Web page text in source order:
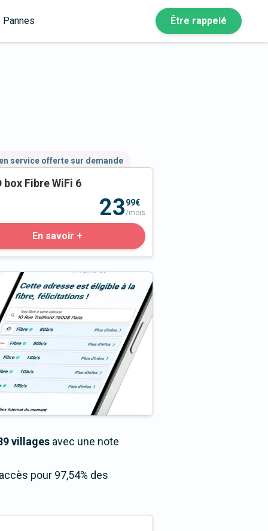
Pannes Être rappelé
service offerte sur demande
box Fibre WiFi 6
2399€
/mois
En savoir +
villages avec une note
pour 97,54% des